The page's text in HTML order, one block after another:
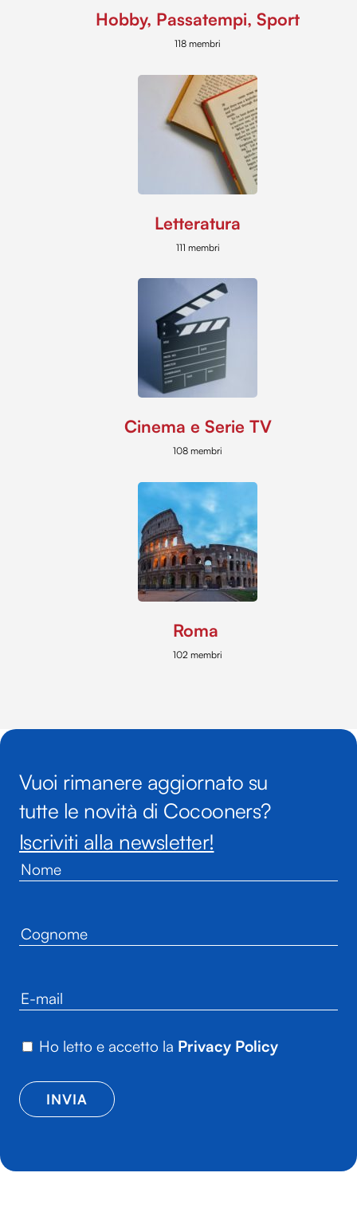
Hobby, Passatempi, Sport
118 membri
Letteratura
111 membri
Cinema e Serie TV
108 membri
Roma
102 membri
Vuoi rimanere aggiornato su
tutte le novità di Cocooners?
Iscriviti alla newsletter!
Ho letto e accetto la Privacy Policy